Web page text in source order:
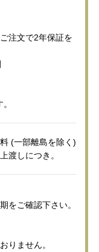
注文で2年保証を
(一部離島を除く)
渡しにつき。
をご確認下さい。
りません。